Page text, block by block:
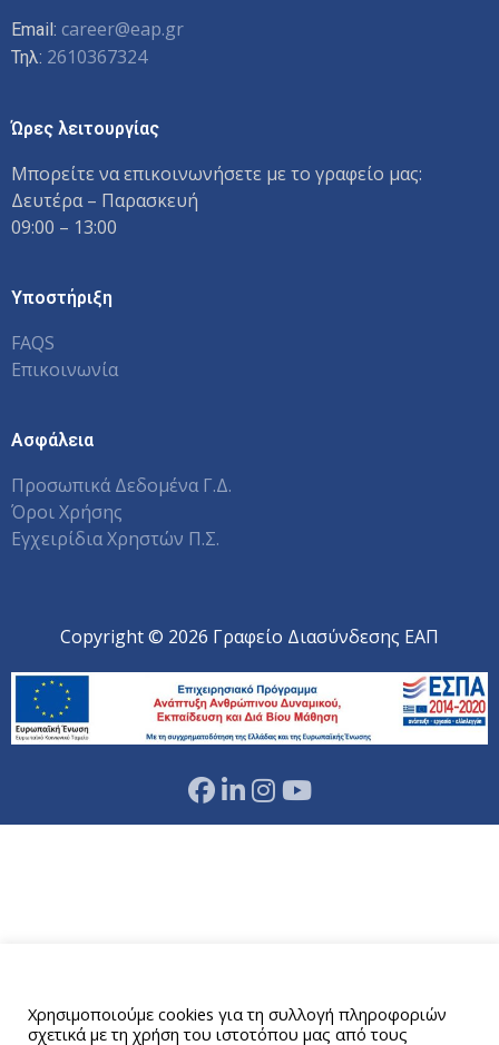
Email: career@eap.gr
Τηλ: 2610367324
Ώρες λειτουργίας
Μπορείτε να επικοινωνήσετε με το γραφείο μας:
Δευτέρα – Παρασκευή
09:00 – 13:00
Υποστήριξη
FAQS
Επικοινωνία
Ασφάλεια
Προσωπικά Δεδομένα Γ.Δ.
Όροι Χρήσης
Εγχειρίδια Χρηστών Π.Σ.
Copyright © 2026 Γραφείο Διασύνδεσης ΕΑΠ
Χρησιμοποιούμε cookies για τη συλλογή πληροφοριών
σχετικά με τη χρήση του ιστοτόπου μας από τους